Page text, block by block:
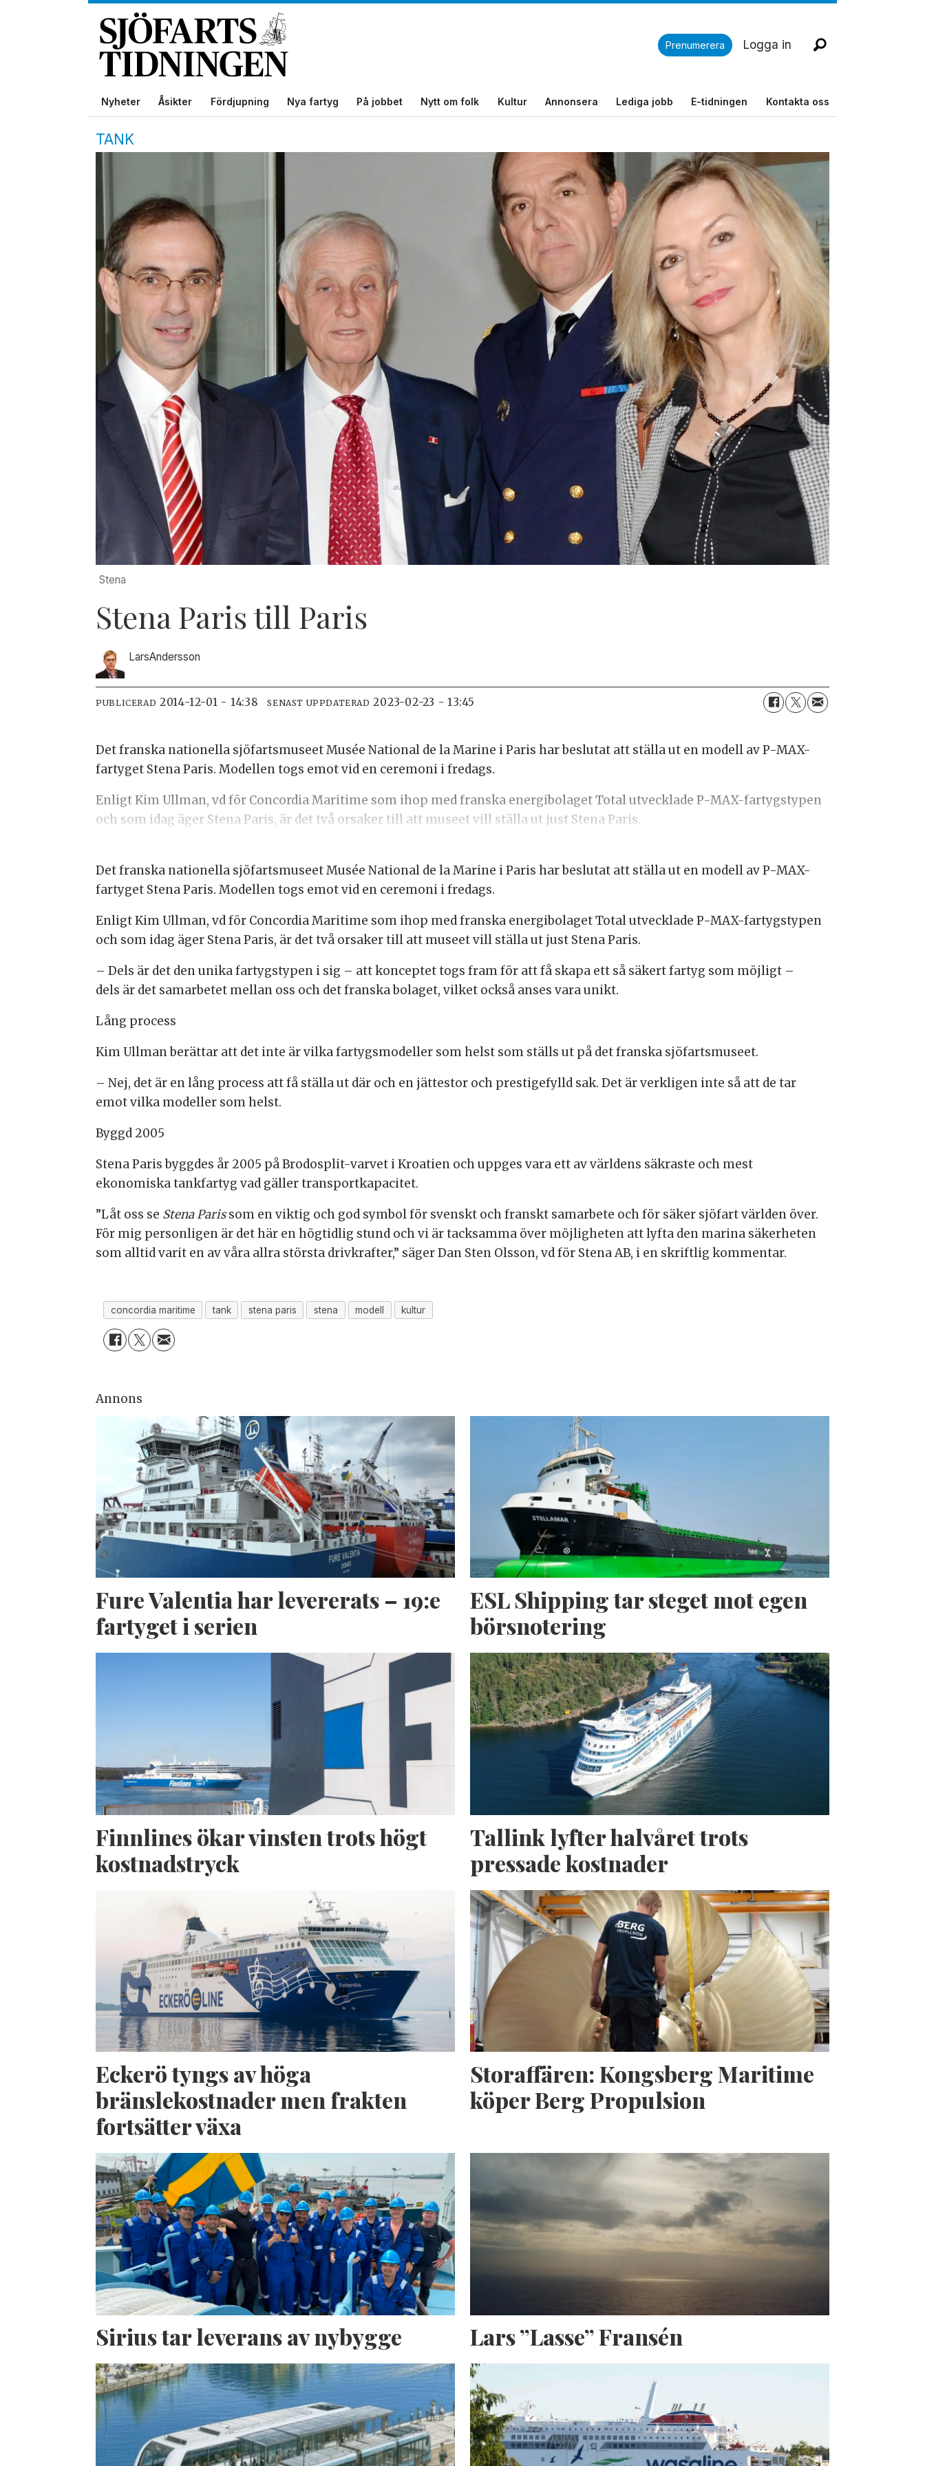
Prenumerera Logga in
Nyheter Åsikter Fördjupning Nya fartyg På jobbet Nytt om folk Kultur Annonsera Lediga jobb E-tidningen Kontakta oss
TANK
Stena
Stena Paris till Paris
LarsAndersson
PUBLICERAD 2014-12-01 - 14:38 SENAST UPPDATERAD 2023-02-23 - 13:45
Det franska nationella sjöfartsmuseet Musée National de la Marine i Paris har beslutat att ställa ut en modell av P-MAX-
fartyget Stena Paris. Modellen togs emot vid en ceremoni i fredags.
Enligt Kim Ullman, vd för Concordia Maritime som ihop med franska energibolaget Total utvecklade P-MAX-fartygstypen
och som idag äger Stena Paris, är det två orsaker till att museet vill ställa ut just Stena Paris.
Det franska nationella sjöfartsmuseet Musée National de la Marine i Paris har beslutat att ställa ut en modell av P-MAX-
fartyget Stena Paris. Modellen togs emot vid en ceremoni i fredags.
Enligt Kim Ullman, vd för Concordia Maritime som ihop med franska energibolaget Total utvecklade P-MAX-fartygstypen
och som idag äger Stena Paris, är det två orsaker till att museet vill ställa ut just Stena Paris.
– Dels är det den unika fartygstypen i sig – att konceptet togs fram för att få skapa ett så säkert fartyg som möjligt –
dels är det samarbetet mellan oss och det franska bolaget, vilket också anses vara unikt.
Lång process
Kim Ullman berättar att det inte är vilka fartygsmodeller som helst som ställs ut på det franska sjöfartsmuseet.
– Nej, det är en lång process att få ställa ut där och en jättestor och prestigefylld sak. Det är verkligen inte så att de tar
emot vilka modeller som helst.
Byggd 2005
Stena Paris byggdes år 2005 på Brodosplit-varvet i Kroatien och uppges vara ett av världens säkraste och mest
ekonomiska tankfartyg vad gäller transportkapacitet.
”Låt oss se Stena Parissom en viktig och god symbol för svenskt och franskt samarbete och för säker sjöfart världen över.
För mig personligen är det här en högtidlig stund och vi är tacksamma över möjligheten att lyfta den marina säkerheten
som alltid varit en av våra allra största drivkrafter,” säger Dan Sten Olsson, vd för Stena AB, i en skriftlig kommentar.
concordia maritime tank stena paris stena modell kultur
Annons
Fure Valentia har levererats – 19:e
fartyget i serien
ESL Shipping tar steget mot egen
börsnotering
Finnlines ökar vinsten trots högt
kostnadstryck
Tallink lyfter halvåret trots
pressade kostnader
Eckerö tyngs av höga
bränslekostnader men frakten
fortsätter växa
Storaffären: Kongsberg Maritime
köper Berg Propulsion
Sirius tar leverans av nybygge Lars ”Lasse” Fransén